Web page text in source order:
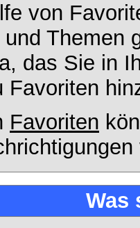
von
und Themen
das Sie in
Favoriten
Favoriten
Was